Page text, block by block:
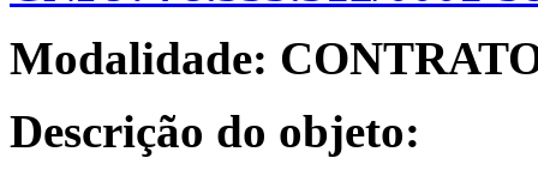
Modalidade:
Descrição do objeto: